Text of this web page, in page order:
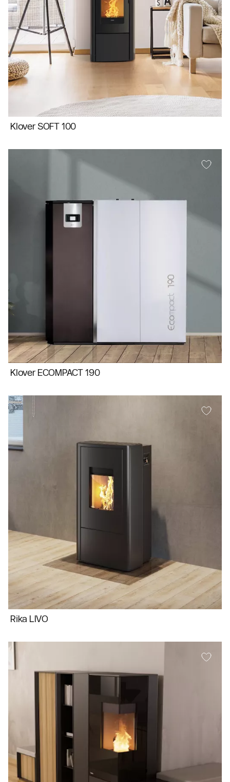
Klover SOFT 100
Klover ECOMPACT 190
Rika LIVO